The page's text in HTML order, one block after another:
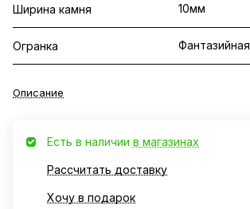
Ширина камня 10мм
Огранка Фантазийная
Описание
Есть в наличии в магазинах
Рассчитать доставку
Хочу в подарок